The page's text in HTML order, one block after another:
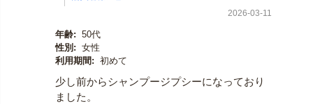
2026-03-11
年齢: 50代
性別: 女性
利用期間: 初めて
少し前からシャンプージプシーになっており
ました。